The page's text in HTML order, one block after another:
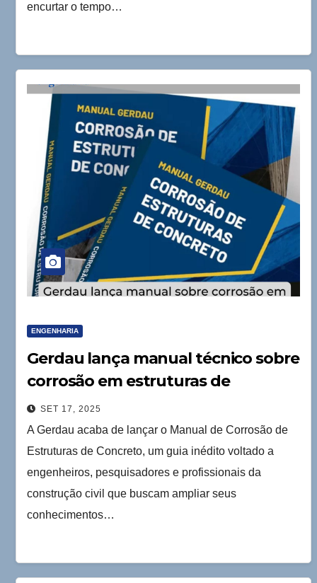
encurtar o tempo…
ENGENHARIA
Gerdau lança manual técnico sobre
corrosão em estruturas de
concreto
SET 17, 2025
A Gerdau acaba de lançar o Manual de Corrosão de
Estruturas de Concreto, um guia inédito voltado a
engenheiros, pesquisadores e profissionais da
construção civil que buscam ampliar seus
conhecimentos…